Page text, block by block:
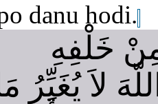
danu hodi.
خَلْفِهِ
لاَ يُغَيِّرُ